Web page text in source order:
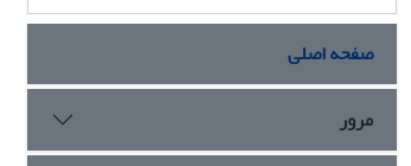
صفحه اصلی
مرور